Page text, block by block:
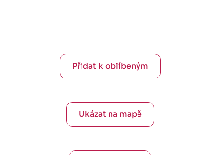
Přidat k oblíbeným
Ukázat na mapě